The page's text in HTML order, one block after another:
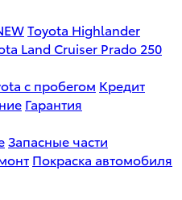
Toyota Highlander
Land Cruiser Prado 250
с пробегом Кредит
Гарантия
Запасные части
Покраска автомобиля